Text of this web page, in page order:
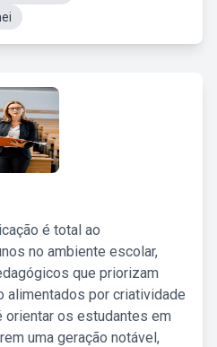
é total ao
no ambiente escolar,
que priorizam
alimentados por criatividade
orientar os estudantes em
uma geração notável,